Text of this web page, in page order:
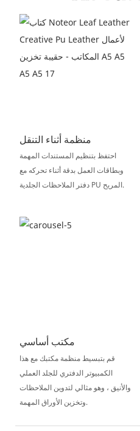
منظمة أثناء التنقل
احتفظ بتنظيم المستندات المهمة
وبطاقات العمل بدقة أثناء تحركه مع
دفتر الملاحظات الجلدية PU المريح.
مكتب أساسي
قم بتبسيط منظمة مكتبك مع هذا
الكمبيوتر الدفتري للجلد العملي
والأنيق ، وهو مثالي لتدوين الملاحظات
وتخزين الأوراق المهمة.